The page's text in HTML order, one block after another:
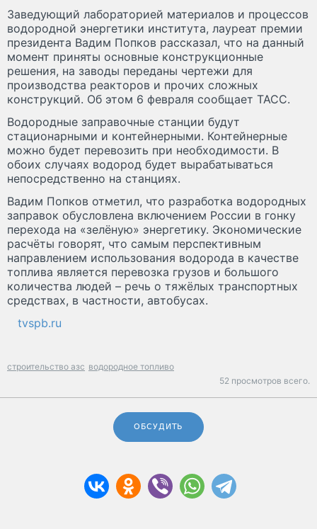
Заведующий лабораторией материалов и процессов
водородной энергетики института, лауреат премии
президента Вадим Попков рассказал, что на данный
момент приняты основные конструкционные
решения, на заводы переданы чертежи для
производства реакторов и прочих сложных
конструкций. Об этом 6 февраля сообщает ТАСС.
Водородные заправочные станции будут
стационарными и контейнерными. Контейнерные
можно будет перевозить при необходимости. В
обоих случаях водород будет вырабатываться
непосредственно на станциях.
Вадим Попков отметил, что разработка водородных
заправок обусловлена включением России в гонку
перехода на «зелёную» энергетику. Экономические
расчёты говорят, что самым перспективным
направлением использования водорода в качестве
топлива является перевозка грузов и большого
количества людей – речь о тяжёлых транспортных
средствах, в частности, автобусах.
tvspb.ru
строительство азс водородное топливо
52 просмотров всего.
ОБСУДИТЬ